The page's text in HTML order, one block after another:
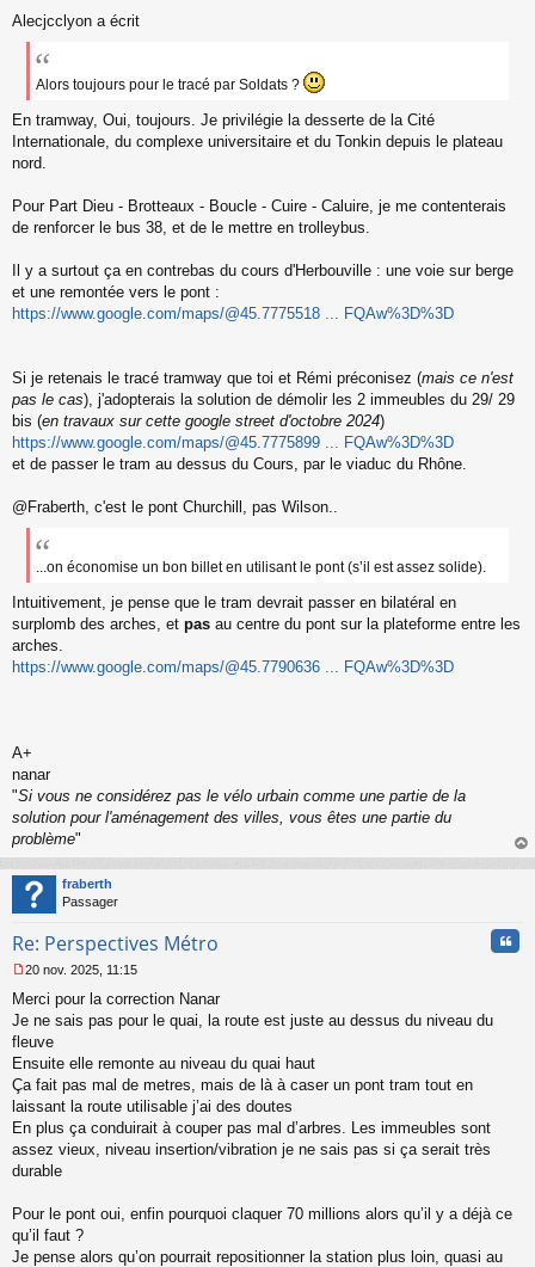
s
o
n
l
u
Alecjcclyon a écrit
Alors toujours pour le tracé par Soldats ?
En tramway, Oui, toujours. Je privilégie la desserte de la Cité
Internationale, du complexe universitaire et du Tonkin depuis le plateau
nord.
Pour Part Dieu - Brotteaux - Boucle - Cuire - Caluire, je me contenterais
de renforcer le bus 38, et de le mettre en trolleybus.
Il y a surtout ça en contrebas du cours d'Herbouville : une voie sur berge
et une remontée vers le pont :
https://www.google.com/maps/@45.7775518 ... FQAw%3D%3D
Si je retenais le tracé tramway que toi et Rémi préconisez (mais ce n'est
pas le cas), j'adopterais la solution de démolir les 2 immeubles du 29/ 29
bis (en travaux sur cette google street d'octobre 2024)
https://www.google.com/maps/@45.7775899 ... FQAw%3D%3D
et de passer le tram au dessus du Cours, par le viaduc du Rhône.
@Fraberth, c'est le pont Churchill, pas Wilson..
...on économise un bon billet en utilisant le pont (s’il est assez solide).
Intuitivement, je pense que le tram devrait passer en bilatéral en
surplomb des arches, et pas au centre du pont sur la plateforme entre les
arches.
https://www.google.com/maps/@45.7790636 ... FQAw%3D%3D
A+
nanar
"Si vous ne considérez pas le vélo urbain comme une partie de la
solution pour l'aménagement des villes, vous êtes une partie du
problème"
au
fraberth
Passager
Re: Perspectives Métro
e
s
s
g
e
n
o
n
u
20 nov. 2025, 11:15
Merci pour la correction Nanar
Je ne sais pas pour le quai, la route est juste au dessus du niveau du
fleuve
Ensuite elle remonte au niveau du quai haut
Ça fait pas mal de metres, mais de là à caser un pont tram tout en
laissant la route utilisable j’ai des doutes
En plus ça conduirait à couper pas mal d’arbres. Les immeubles sont
assez vieux, niveau insertion/vibration je ne sais pas si ça serait très
durable
Pour le pont oui, enfin pourquoi claquer 70 millions alors qu’il y a déjà ce
qu’il faut ?
Je pense alors qu’on pourrait repositionner la station plus loin, quasi au